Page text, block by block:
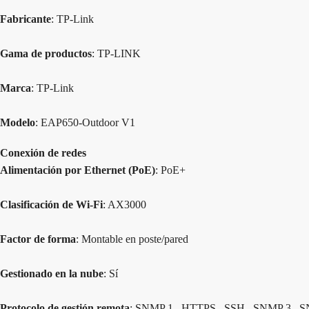
Fabricante: TP-Link
Gama de productos: TP-LINK
Marca: TP-Link
Modelo: EAP650-Outdoor V1
Conexión de redes
Alimentación por Ethernet (PoE): PoE+
Clasificación de Wi-Fi: AX3000
Factor de forma: Montable en poste/pared
Gestionado en la nube: Sí